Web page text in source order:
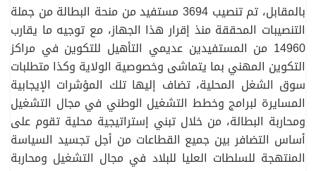
بالمقابل، تم تنصيب 3694 مستفيد من منحة البطالة من جملة
التنصيبات المحققة منذ إقرار هذا الجهاز، مع توجيه ما يقارب
14960 من المستفيدين عديمي التأهيل للتكوين في مراكز
التكوين المهني بما يتماشى وخصوصية الولاية وكذا متطلبات
سوق الشغل المحلية، تضاف إليها تلك المؤشرات الإيجابية
المسايرة لبرامج وخطط التشغيل الوطني في مجال التشغيل
ومحاربة البطالة، من خلال تبني إستراتيجية محلية تقوم على
أساس التضافر بين جميع القطاعات من أجل تجسيد السياسة
المنتهجة للسلطات العليا للبلاد في مجال التشغيل ومحاربة